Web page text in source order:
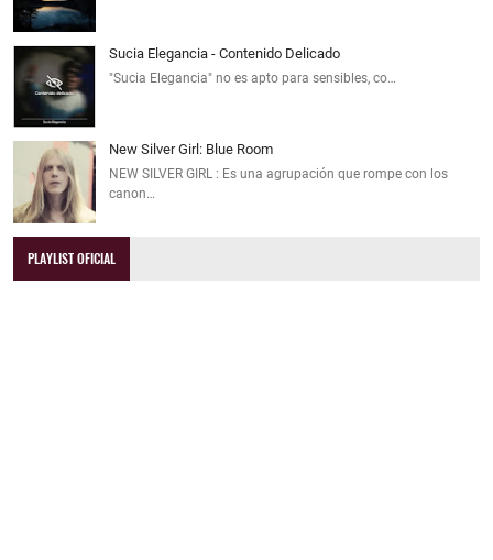
Sucia Elegancia - Contenido Delicado
"Sucia Elegancia" no es apto para sensibles, co…
New Silver Girl: Blue Room
NEW SILVER GIRL : Es una agrupación que rompe con los
canon…
PLAYLIST OFICIAL